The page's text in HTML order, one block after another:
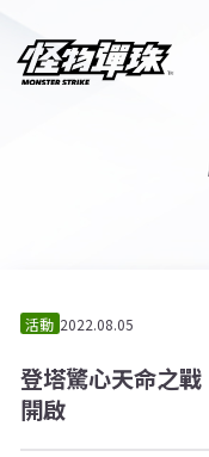
活動 2022.08.05
登塔驚心天命之
開啟